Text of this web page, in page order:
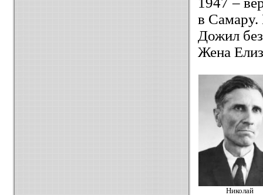
в Самару.
Дожил
Жена
Николай